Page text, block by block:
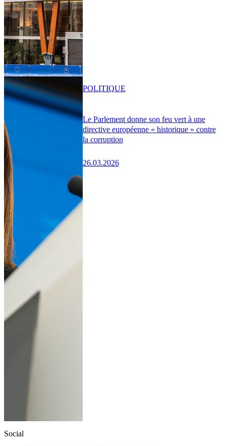
Le Parlement donne son feu vert à une
directive européenne « historique » contre
la corruption
26.03.2026
POLITIQUE
Social